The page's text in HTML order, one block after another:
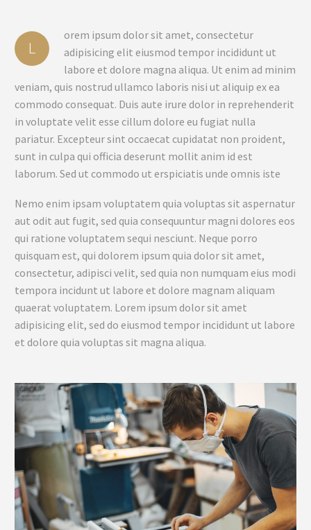
L
orem ipsum dolor sit amet, consectetur
adipisicing elit eiusmod tempor incididunt ut
labore et dolore magna aliqua. Ut enim ad minim
veniam, quis nostrud ullamco laboris nisi ut aliquip ex ea
commodo consequat. Duis aute irure dolor in reprehenderit
in voluptate velit esse cillum dolore eu fugiat nulla
pariatur. Excepteur sint occaecat cupidatat non proident,
sunt in culpa qui officia deserunt mollit anim id est
laborum. Sed ut commodo ut erspiciatis unde omnis iste
Nemo enim ipsam voluptatem quia voluptas sit aspernatur
aut odit aut fugit, sed quia consequuntur magni dolores eos
qui ratione voluptatem sequi nesciunt. Neque porro
quisquam est, qui dolorem ipsum quia dolor sit amet,
consectetur, adipisci velit, sed quia non numquam eius modi
tempora incidunt ut labore et dolore magnam aliquam
quaerat voluptatem. Lorem ipsum dolor sit amet
adipisicing elit, sed do eiusmod tempor incididunt ut labore
et dolore quia voluptas sit magna aliqua.